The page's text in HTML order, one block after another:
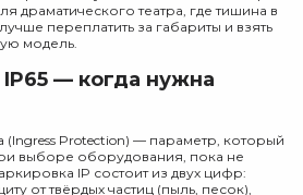
драматического театра, где тишина в
переплатить за габариты и взять
модель.
— когда нужна
(Ingress Protection) — параметр, который
выборе оборудования, пока не
IP состоит из двух цифр:
от твёрдых частиц (пыль, песок),